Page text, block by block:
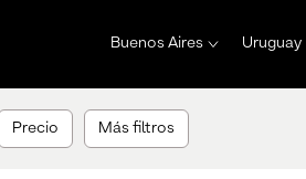
Buenos Aires Uruguay
Precio Más filtros